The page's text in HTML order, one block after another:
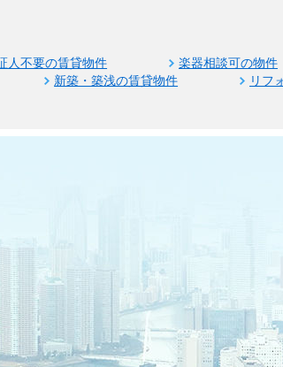
人不要の賃貸物件 楽器相談可の物件
新築・築浅の賃貸物件 リフ